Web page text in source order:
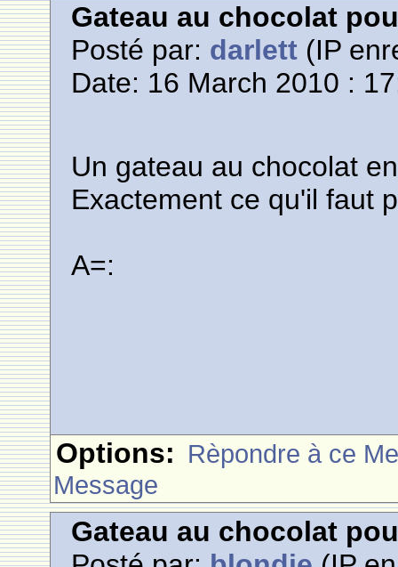
Gateau au chocolat
Posté par: darlett (IP
Date: 16 March 2010 :
Un gateau au chocolat
Exactement ce qu'il faut
A=:
Options: Rèpondre à ce
Message
Gateau au chocolat